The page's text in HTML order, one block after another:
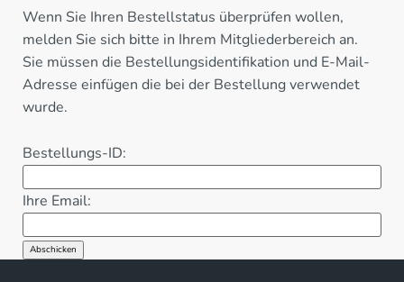
Wenn Sie Ihren Bestellstatus überprüfen wollen,
melden Sie sich bitte in Ihrem Mitgliederbereich an.
Sie müssen die Bestellungsidentifikation und E-Mail-
Adresse einfügen die bei der Bestellung verwendet
wurde.
Bestellungs-ID:
Ihre Email: